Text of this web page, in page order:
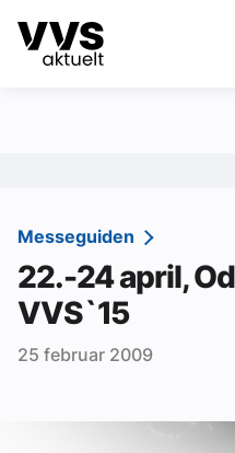
Kategorier
Sanitær
Ventilasjon
Varme og energi
Messeguiden
22.-24 april,
VVS`15
25 februar 2009